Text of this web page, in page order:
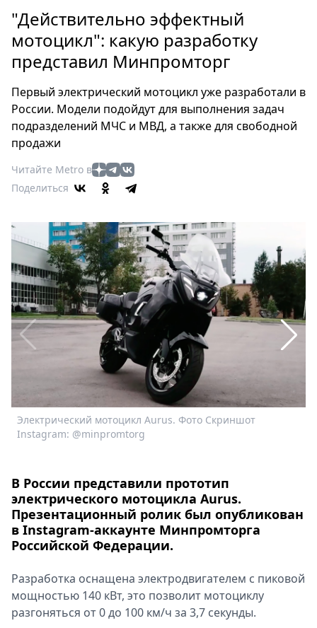
Россия
Мир
Здоровье
Туризм
Мода
Кино
Афиша
Книги
Выставки
Пресс-
релизы
О
Metro
Стримы
Спецпроекты
Звезды
Выборы
2026
Metro
"Действительно эффектный
мотоцикл": какую разработку
представил Минпромторг
Первый электрический мотоцикл уже разработали в
России. Модели подойдут для выполнения задач
подразделений МЧС и МВД, а также для свободной
продажи
Читайте Metro в
Поделиться
Электрический мотоцикл Aurus. Фото Скриншот
Instagram: @minpromtorg
В России представили прототип
электрического мотоцикла Aurus.
Презентационный ролик был опубликован
в Instagram-аккаунте Минпромторга
Российской Федерации.
Разработка оснащена электродвигателем с пиковой
мощностью 140 кВт, это позволит мотоциклу
разгоняться от 0 до 100 км/ч за 3,7 секунды.